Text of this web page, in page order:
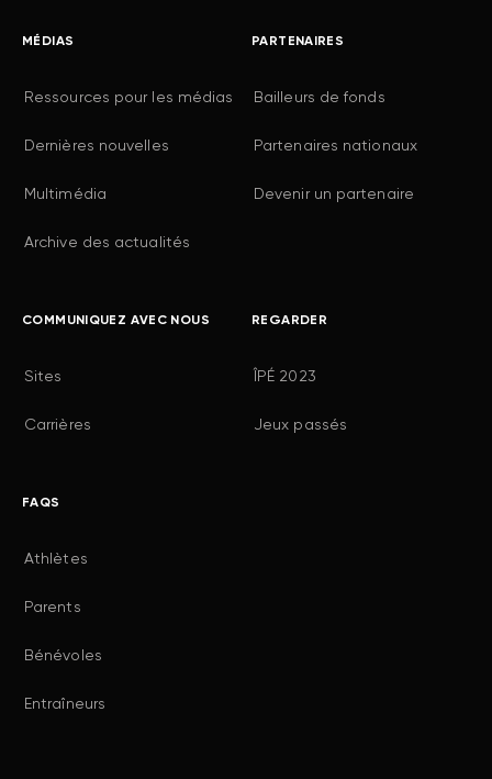
MÉDIAS
Ressources pour les médias
Dernières nouvelles
Multimédia
Archive des actualités
PARTENAIRES
Bailleurs de fonds
Partenaires nationaux
Devenir un partenaire
COMMUNIQUEZ AVEC NOUS
Sites
Carrières
REGARDER
ÎPÉ 2023
Jeux passés
FAQS
Athlètes
Parents
Bénévoles
Entraîneurs